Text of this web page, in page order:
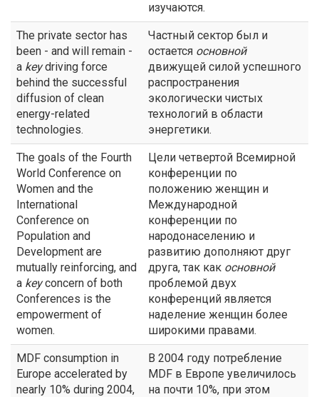
изучаются.
The private sector has
been - and will remain -
a keydriving force
behind the successful
diffusion of clean
energy-related
technologies.
Частный сектор был и
остается основной
движущей силой успешного
распространения
экологически чистых
технологий в области
энергетики.
The goals of the Fourth
World Conference on
Women and the
International
Conference on
Population and
Development are
mutually reinforcing, and
a keyconcern of both
Conferences is the
empowerment of
women.
Цели четвертой Всемирной
конференции по
положению женщин и
Международной
конференции по
народонаселению и
развитию дополняют друг
друга, так как основной
проблемой двух
конференций является
наделение женщин более
широкими правами.
MDF consumption in
Europe accelerated by
nearly 10% during 2004,
В 2004 году потребление
МDF в Европе увеличилось
на почти 10%, при этом